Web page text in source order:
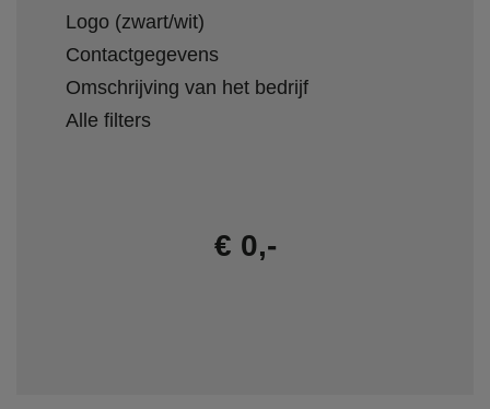
Logo (zwart/wit)
Contactgegevens
Omschrijving van het bedrijf
Alle filters
€ 0,-